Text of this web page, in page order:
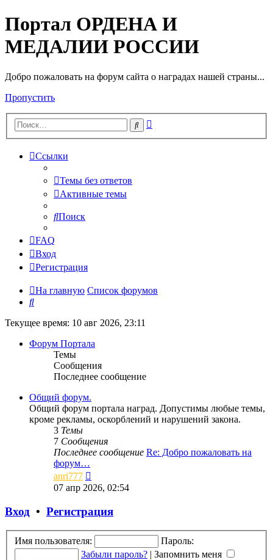
Портал ОРДЕНА И
МЕДАЛИИ РОССИИ
Добро пожаловать на форум сайта о наградах нашей страны...
Пропустить
Поиск
Ссылки
Темы без ответов
Активные темы
Поиск
FAQ
Вход
Регистрация
На главную Список форумов
Поиск
Текущее время: 10 авг 2026, 23:11
Форум Портала
Темы
Сообщения
Последнее сообщение
Общий форум.
Общий форум портала наград. Допустимы любые темы,
кроме рекламы, оскорблений и нарушений закона.
3 Темы
7 Сообщения
Последнее сообщение Re: Добро пожаловать на
форум…
anri777
к
07 апр 2026, 02:54
Вход • Регистрация
Имя пользователя:
Пароль:
Забыли пароль? | Запомнить меня